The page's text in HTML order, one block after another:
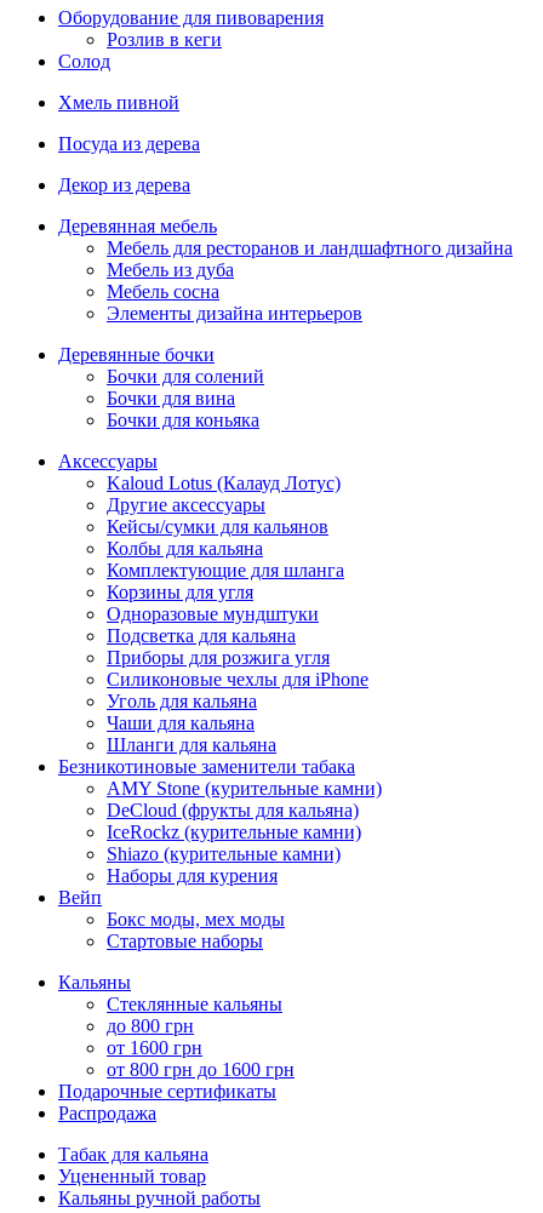
Оборудование для пивоварения
Розлив в кеги
Солод
Хмель пивной
Посуда из дерева
Декор из дерева
Деревянная мебель
Мебель для ресторанов и ландшафтного дизайна
Мебель из дуба
Мебель сосна
Элементы дизайна интерьеров
Деревянные бочки
Бочки для солений
Бочки для вина
Бочки для коньяка
Аксессуары
Kaloud Lotus (Калауд Лотус)
Другие аксессуары
Кейсы/сумки для кальянов
Колбы для кальяна
Комплектующие для шланга
Корзины для угля
Одноразовые мундштуки
Подсветка для кальяна
Приборы для розжига угля
Силиконовые чехлы для iPhone
Уголь для кальяна
Чаши для кальяна
Шланги для кальяна
Безникотиновые заменители табака
AMY Stone (курительные камни)
DeCloud (фрукты для кальяна)
IceRockz (курительные камни)
Shiazo (курительные камни)
Наборы для курения
Вейп
Бокс моды, мех моды
Стартовые наборы
Кальяны
Стеклянные кальяны
до 800 грн
от 1600 грн
от 800 грн до 1600 грн
Подарочные сертификаты
Распродажа
Табак для кальяна
Уцененный товар
Кальяны ручной работы